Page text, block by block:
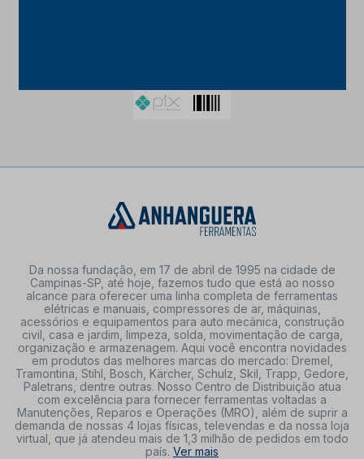
Da nossa fundação, em 17 de abril de 1995 na cidade de
Campinas-SP, até hoje, fazemos tudo que está ao nosso
alcance para oferecer uma linha completa de ferramentas
elétricas e manuais, compressores de ar, máquinas,
acessórios e equipamentos para auto mecânica, construção
civil, casa e jardim, limpeza, solda, movimentação de carga,
organização e armazenagem. Aqui você encontra novidades
em produtos das melhores marcas do mercado: Dremel,
Tramontina, Stihl, Bosch, Kärcher, Schulz, Skil, Trapp, Gedore,
Paletrans, dentre outras. Nosso Centro de Distribuição atua
com excelência para fornecer ferramentas voltadas a
Manutenções, Reparos e Operações (MRO), além de suprir a
demanda de nossas 4 lojas físicas, televendas e da nossa loja
virtual, que já atendeu mais de 1,3 milhão de pedidos em todo
país. Ver mais